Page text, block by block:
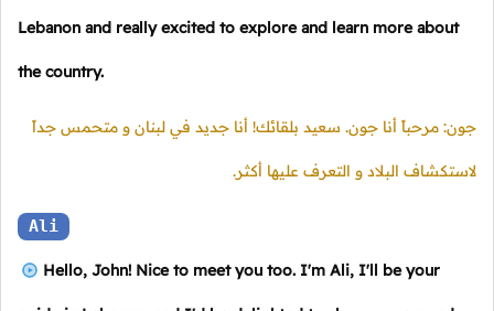
Lebanon and really excited to explore and learn more about
the country.
جون: مرحباً أنا جون. سعيد بلقائك! أنا جديد في لبنان و متحمس جداً
لاستكشاف البلاد و التعرف عليها أكثر.
Ali
Hello, John! Nice to meet you too. I'm Ali, I'll be your